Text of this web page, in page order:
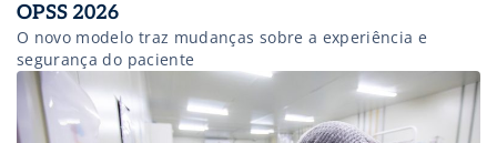
OPSS 2026
O novo modelo traz mudanças sobre a experiência e
segurança do paciente